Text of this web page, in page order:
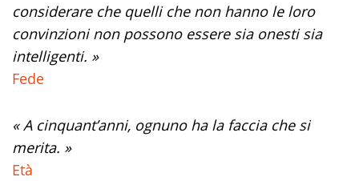
considerare che quelli che non hanno le loro
convinzioni non possono essere sia onesti sia
intelligenti. »
Fede
« A cinquant’anni, ognuno ha la faccia che si
merita. »
Età